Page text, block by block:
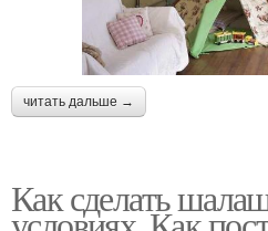
читать дальше →
Как сделать